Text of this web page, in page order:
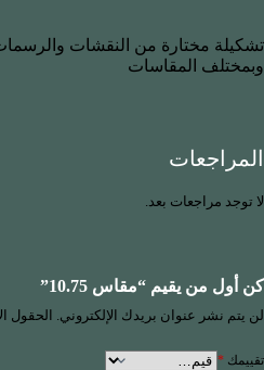
تشكيلة مختارة من النقشات والرسمات
وبمختلف المقاسات
المراجعات
لا توجد مراجعات بعد.
كن أول من يقيم “مقاس 10.75”
لن يتم نشر عنوان بريدك الإلكتروني. الحقول
تقييمك *